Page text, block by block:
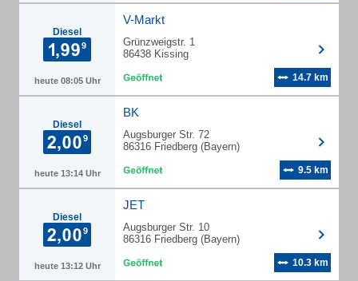
Diesel
heute 08:05 Uhr
V-Markt
Grünzweigstr. 1
86438 Kissing
14.7 km
Diesel
heute 13:14 Uhr
BK
Augsburger Str. 72
86316 Friedberg (Bayern)
9.5 km
Diesel
heute 13:12 Uhr
JET
Augsburger Str. 10
86316 Friedberg (Bayern)
10.3 km